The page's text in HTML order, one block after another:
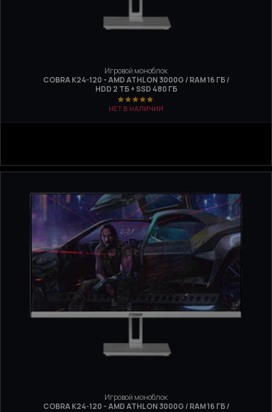
Игровой моноблок
COBRA K24-120 - AMD ATHLON 3000G / RAM 16 ГБ /
HDD 2 ТБ + SSD 480 ГБ
НЕТ В НАЛИЧИИ
Игровой моноблок
COBRA K24-120 - AMD ATHLON 3000G / RAM 16 ГБ /